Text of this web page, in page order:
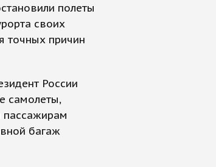
полеты
своих
точных причин
России
самолеты,
пассажирам
багаж